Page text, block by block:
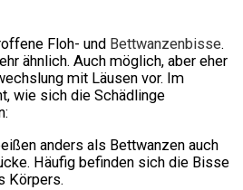
Floh- und Bettwanzenbisse.
ähnlich. Auch möglich, aber eher
mit Läusen vor. Im
wie sich die Schädlinge
anders als Bettwanzen auch
Häufig befinden sich die Bisse
Körpers.